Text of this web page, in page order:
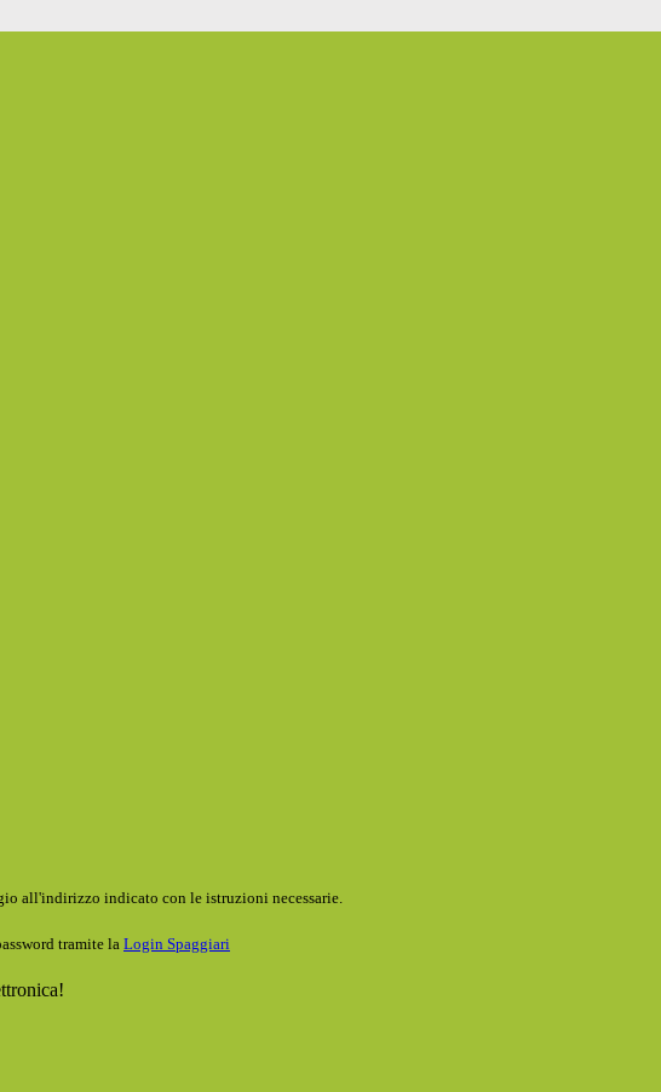
all'indirizzo indicato con le istruzioni necessarie.
tramite la Login Spaggiari